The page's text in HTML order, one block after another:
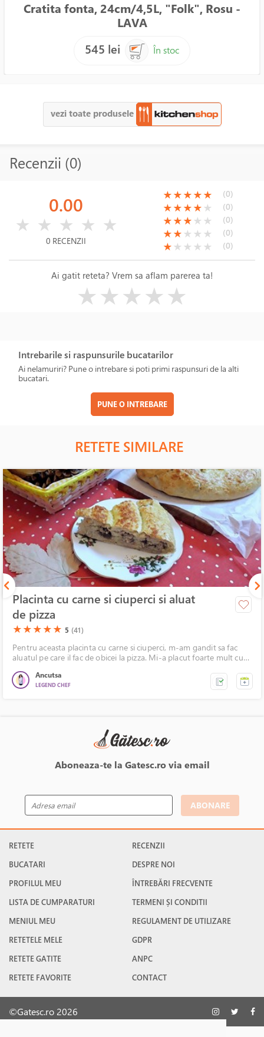
Cratita fonta, 24cm/4,5L, "Folk", Rosu -
LAVA
545 lei
În stoc
vezi toate produsele
Recenzii (0)
0.00
★ ★ ★ ★ ★
0 RECENZII
(*)
★(*)
★(*)
★(*)
★(*)
★ (0)
(*)
★(*)
★(*)
★(*)
★( )
★ (0)
(*)
★(*)
★(*)
★( )
★ ( )
★ (0)
(*)
★(*)
★( )
★ ( )
★ ( )
★ (0)
(*)
★( )
★ ( )
★ ( )
★ ( )
★ (0)
Ai gatit reteta? Vrem sa aflam parerea ta!
★★★★★
Intrebarile si raspunsurile bucatarilor
Ai nelamuriri? Pune o intrebare si poti primi raspunsuri de la alti
bucatari.
PUNE O INTREBARE
RETETE SIMILARE
Placinta cu carne si ciuperci si aluat
de pizza
(*)
★(*)
★(*)
★(*)
★(*)
★ 5 (41)
Pentru aceasta placinta cu carne si ciuperci, m-am gandit sa fac
aluatul pe care il fac de obicei la pizza. Mi-a placut foarte mult cum
Ancutsa
LEGEND CHEF
Aboneaza-te la Gatesc.ro via email
ABONARE
RETETE
BUCATARI
PROFILUL MEU
LISTA DE CUMPARATURI
MENIUL MEU
RETETELE MELE
RETETE GATITE
RETETE FAVORITE
RECENZII
DESPRE NOI
ÎNTREBĂRI FRECVENTE
TERMENI ȘI CONDITII
REGULAMENT DE UTILIZARE
GDPR
ANPC
CONTACT
©Gatesc.ro 2026